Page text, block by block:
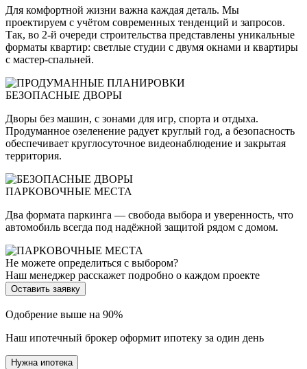
Для комфортной жизни важна каждая деталь. Мы
проектируем с учётом современных тенденций и запросов.
Так, во 2-й очереди строительства представлены уникальные
форматы квартир: светлые студии с двумя окнами и квартиры
с мастер-спальней.
БЕЗОПАСНЫЕ ДВОРЫ
Дворы без машин, с зонами для игр, спорта и отдыха.
Продуманное озеленение радует круглый год, а безопасность
обеспечивает круглосуточное видеонаблюдение и закрытая
территория.
ПАРКОВОЧНЫЕ МЕСТА
Два формата паркинга — свобода выбора и уверенность, что
автомобиль всегда под надёжной защитой рядом с домом.
Не можете определиться с выбором?
Наш менеджер расскажет подробно о каждом проекте
Оставить заявку
Одобрение выше на 90%
Наш ипотечный брокер оформит ипотеку за один день
Нужна ипотека